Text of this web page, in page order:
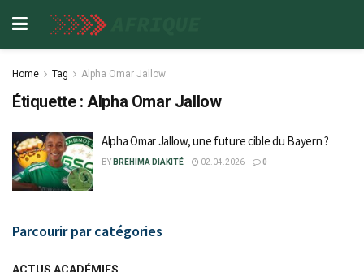
Home Tag Alpha Omar Jallow
Étiquette :Alpha Omar Jallow
Alpha Omar Jallow, une future cible du Bayern ?
BY BREHIMA DIAKITÉ 02.04.2026 0
Parcourir par catégories
ACTUS ACADÉMIES